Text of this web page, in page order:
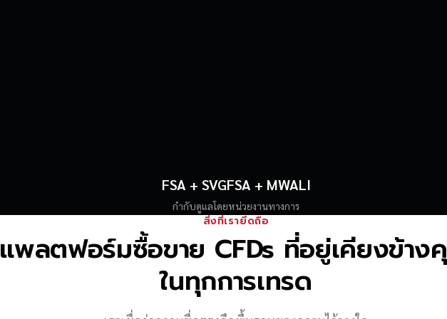
FSA + SVGFSA + MWALI
กำกับดูแลโดยหน่วยงานทางการ
สิ่งที่เรายึดถือ
แพลตฟอร์มซื้อขาย CFDs ที่อยู่เคียงข้า
ในทุกการเทรด